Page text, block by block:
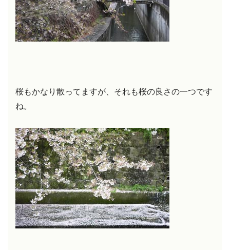
桜もかなり散ってますが、それも桜の良さの一つです
ね。